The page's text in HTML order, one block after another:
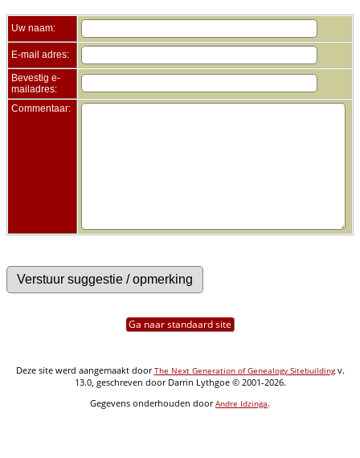
Uw naam:
E-mail adres:
Bevestig e-
mailadres:
Commentaar:
Ga naar standaard site
Deze site werd aangemaakt doorThe Next Generation of Genealogy Sitebuildingv.
13.0, geschreven door Darrin Lythgoe © 2001-2026.
Gegevens onderhouden doorAndre Idzinga.